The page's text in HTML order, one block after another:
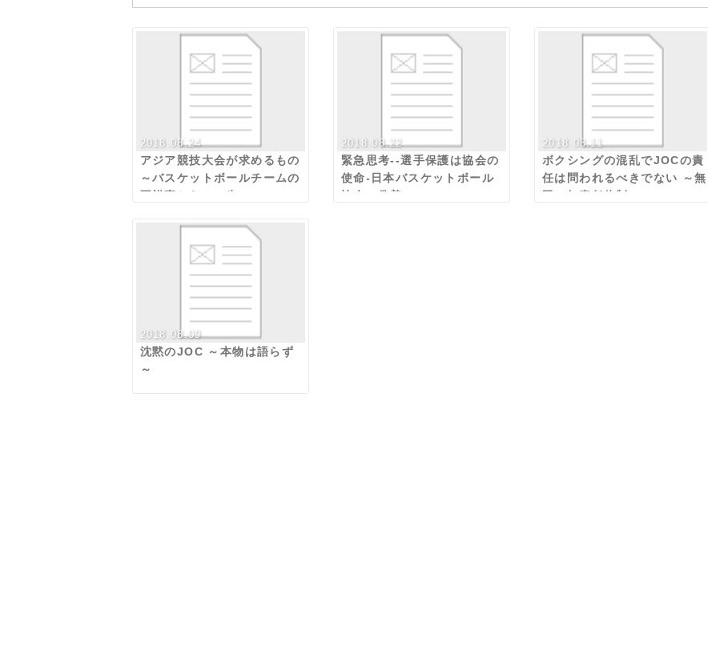
2018.08.24
アジア競技大会が求めるもの
～バスケットボールチームの
不祥事からの一歩～
2018.08.22
緊急思考--選手保護は協会の
使命-日本バスケットボール
協会の偽善
2018.08.11
ボクシングの混乱でJOCの責
任は問われるべきでない ～無
限の無責任体制～
2018.08.09
沈黙のJOC ～本物は語らず
～